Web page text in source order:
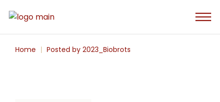
the
Home Posted by 2023_Biobrots